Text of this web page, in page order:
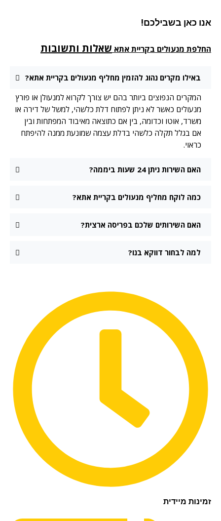
כאן בשבילכם!
מנעולים בקריית אתאשאלות ותשובות
באילו מקרים נהוג להזמין מחליף מנעולים בקריית אתא?
המקרים הנפוצים ביותר בהם יש צורך לקרוא למנעולן או פורץ
מנעולים כאשר לא ניתן לפתוח דלת כלשהי, למשל של דירה או
משרד, אוטו וכדומה, בין אם כתוצאה מאיבוד המפתחות ובין
אם בגלל תקלה כלשהי בדלת עצמה שמונעת ממנה להיפתח
האם השירות ניתן 24 שעות ביממה?
כמה לוקח מחליף מנעולים בקריית אתא?
האם השירותים שלכם בפריסה ארצית?
למה לבחור דווקא בנו?
מיידית